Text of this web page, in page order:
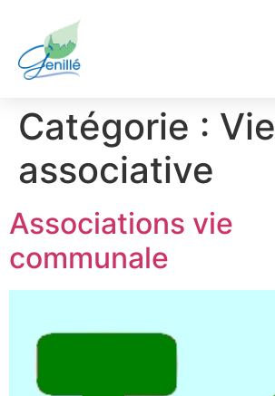
Catégorie : Vie
associative
Associations vie
communale